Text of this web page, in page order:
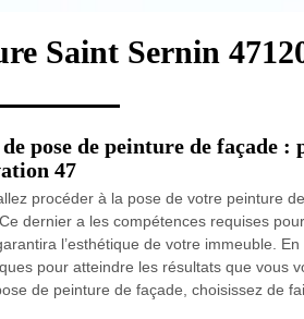
Saint Sernin
pose de peinture de façade :
47
procéder à la pose de votre peinture
dernier a les compétences requises
l’esthétique de votre immeuble.
pour atteindre les résultats que vous
de peinture de façade, choisissez de